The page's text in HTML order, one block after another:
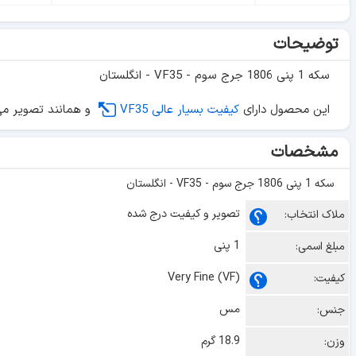
توضیحات
سکه 1 پنی 1806 جرج سوم - VF35 - انگلستان
این محصول دارای کیفیت بسیار عالی VF35 و همانند تصویر
مشخصات
سکه 1 پنی 1806 جرج سوم - VF35 - انگلستان
ملاک انتخاب:
تصویر و کیفیت درج شده
مبلغ اسمی:
1 پنی
کیفیت:
Very Fine (VF)
جنس:
مس
وزن:
18.9 گرم